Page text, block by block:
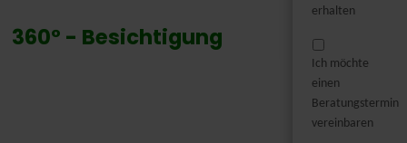
360° - Besichtigung
erhalten
Ich möchte
einen
Beratungstermin
vereinbaren